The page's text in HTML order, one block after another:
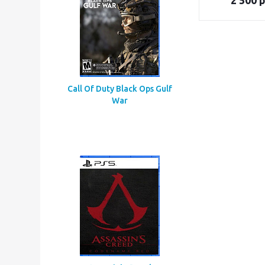
Call Of Duty Black Ops Gulf
War